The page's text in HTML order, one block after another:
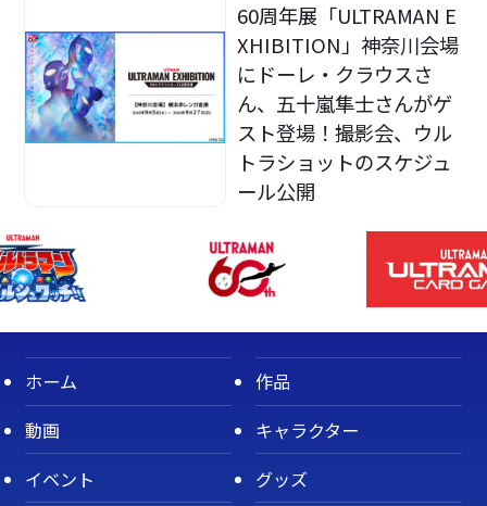
60周年展「ULTRAMAN E
XHIBITION」神奈川会場
にドーレ・クラウスさ
ん、五十嵐隼士さんがゲ
スト登場！撮影会、ウル
トラショットのスケジュ
ール公開
ホーム
作品
動画
キャラクター
イベント
グッズ